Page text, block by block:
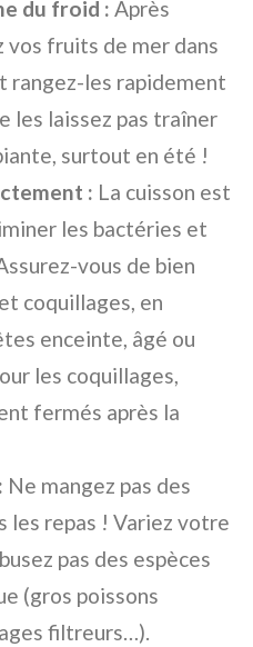
du froid : Après
vos fruits de mer dans
rangez-les rapidement
les laissez pas traîner
surtout en été !
: La cuisson est
les bactéries et
vous de bien
coquillages, en
enceinte, âgé ou
les coquillages,
fermés après la
Ne mangez pas des
les repas ! Variez votre
pas des espèces
(gros poissons
filtreurs…).